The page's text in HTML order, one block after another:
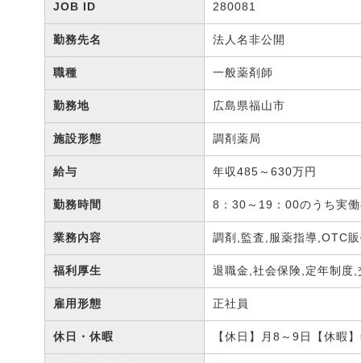
JOB ID 280081
勤務先名 法人名非公開
職種 一般薬剤師
勤務地 広島県福山市
施設形態 調剤薬局
給与 年収485～630万円
勤務時間 8：30～19：00のうち実
業務内容 調剤,監査,服薬指導,OTC
福利厚生 退職金,社会保険,定年制度
雇用形態 正社員
休日・休暇 【休日】月8～9日【休暇